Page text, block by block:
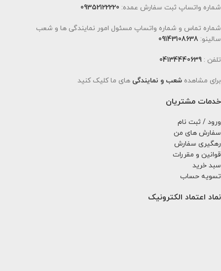
شماره واتساپ ثبت سفارش عمده: 09352122220
شماره تماس و شماره واتساپ مسئول امور نمایندگی ها و شعب
سالینو: 09143108638
تلفن : 04134440639
برای مشاهده شعب و نمایندگی های ما کلیک کنید
خدمات مشتریان
ورود / ثبت نام
سفارش های من
رهگیری سفارش
قوانین و مقررات
سبد خرید
تسویه حساب
نماد اعتماد الکترونیک